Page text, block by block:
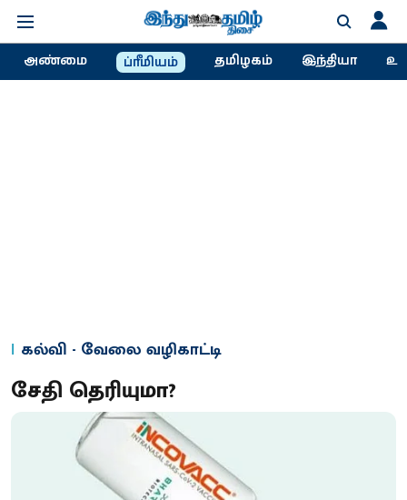
அண்மை ப்ரீமியம் தமிழகம் இந்தியா
கல்வி - வேலை வழிகாட்டி
சேதி தெரியுமா?